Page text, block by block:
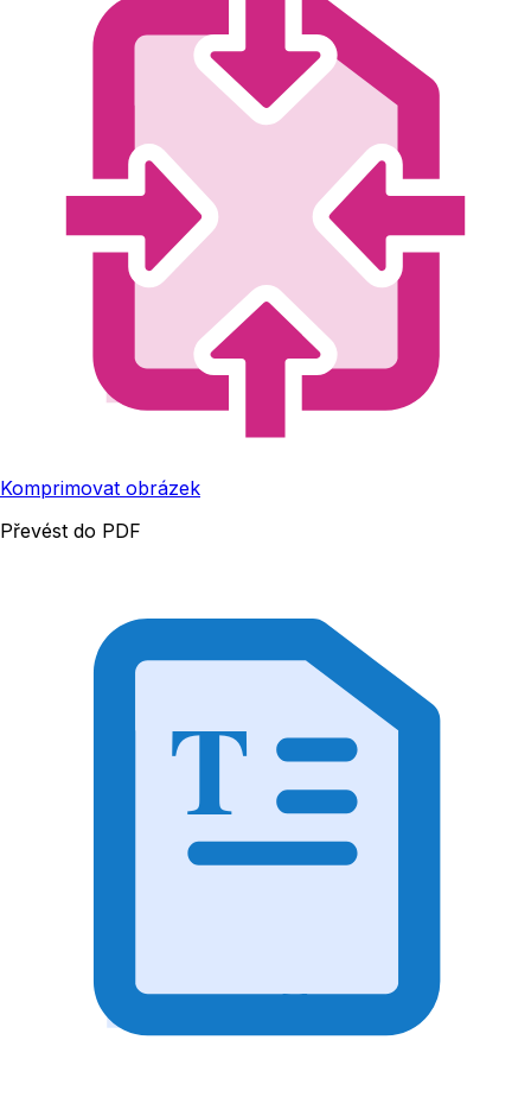
Komprimovat obrázek
Převést do PDF
T